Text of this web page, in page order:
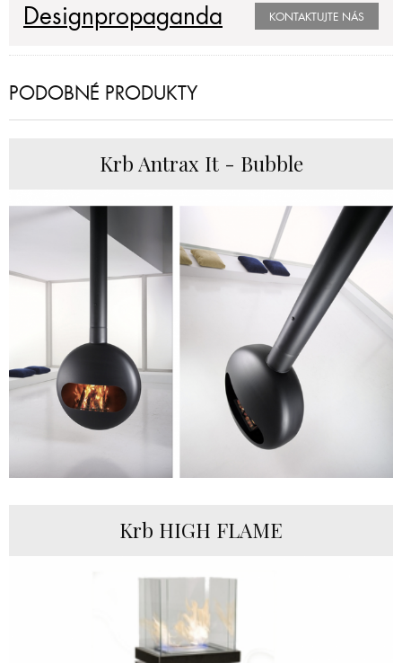
Designpropaganda KONTAKTUJTE NÁS
PODOBNÉ PRODUKTY
Krb Antrax It - Bubble
Krb HIGH FLAME